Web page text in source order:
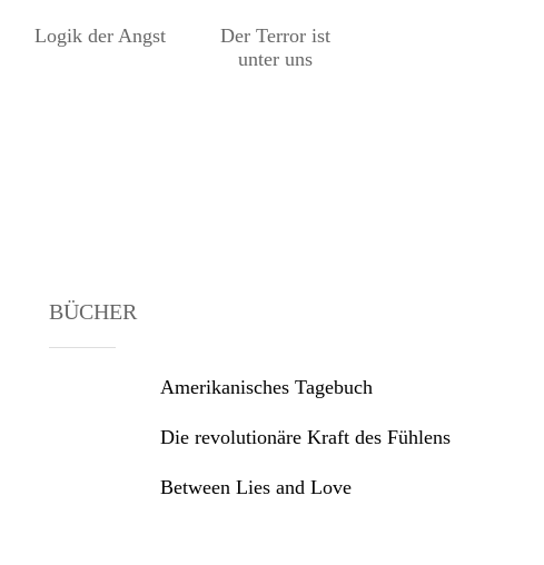
Logik der Angst
Der Terror ist
unter uns
BÜCHER
Amerikanisches Tagebuch
Die revolutionäre Kraft des Fühlens
Between Lies and Love